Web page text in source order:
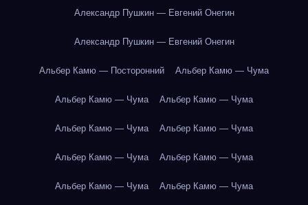
Александр Пушкин — Евгений Онегин
Александр Пушкин — Евгений Онегин
Альбер Камю — Посторонний Альбер Камю — Чума
Альбер Камю — Чума Альбер Камю — Чума
Альбер Камю — Чума Альбер Камю — Чума
Альбер Камю — Чума Альбер Камю — Чума
Альбер Камю — Чума Альбер Камю — Чума